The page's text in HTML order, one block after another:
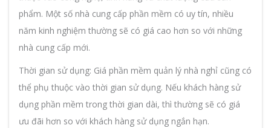
phẩm. Một số nhà cung cấp phần mềm có uy tín, nhiều
năm kinh nghiệm thường sẽ có giá cao hơn so với những
nhà cung cấp mới.
Thời gian sử dụng: Giá phần mềm quản lý nhà nghỉ cũng có
thể phụ thuộc vào thời gian sử dụng. Nếu khách hàng sử
dụng phần mềm trong thời gian dài, thì thường sẽ có giá
ưu đãi hơn so với khách hàng sử dụng ngắn hạn.